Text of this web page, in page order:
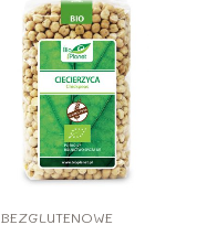
BEZGLUTENOWE